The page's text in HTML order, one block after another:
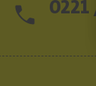
0221